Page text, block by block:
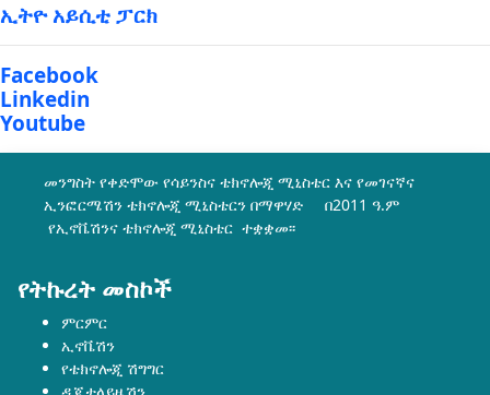
ኢትዮ አይሲቲ ፓርክ
Facebook
Linkedin
Youtube
መንግስት የቀድሞው የሳይንስና ቴክኖሎጂ ሚኒስቴር እና የመገናኛና
ኢንፎርሜሽን ቴክኖሎጂ ሚኒስቴርን በማዋሃድ በ2011 ዓ.ም
የኢኖቬሽንና ቴክኖሎጂ ሚኒስቴር ተቋቋመ፡፡
የትኩረት መስኮች
ምርምር
ኢኖቬሽን
የቴክኖሎጂ ሽግግር